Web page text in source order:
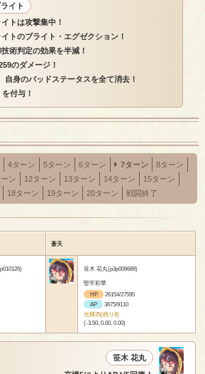
イト
トは攻撃集中！
トのブライト・エグゼクション！
術判定の効果を半減！
のダメージ！
身のバッドステータスを全て消去！
付与！
4ターン 5ターン 6ターン 7ターン
8ターン
ン 12ターン 13ターン 14ターン
15ターン
18ターン 19ターン 20ターン 戦闘終了
蒼天
笹木 花丸(p3p008689)
堅牢彩華
HP
26154/27595
AP
3675/9110
光輝25(残り8)
(-3.50, 0.00, 0.00)
笹木 花丸